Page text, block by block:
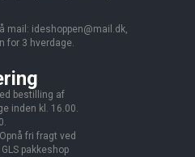
mail: ideshoppen@mail.dk,
for 3 hverdage.
bestilling af
inden kl. 16.00.
fri fragt ved
pakkeshop